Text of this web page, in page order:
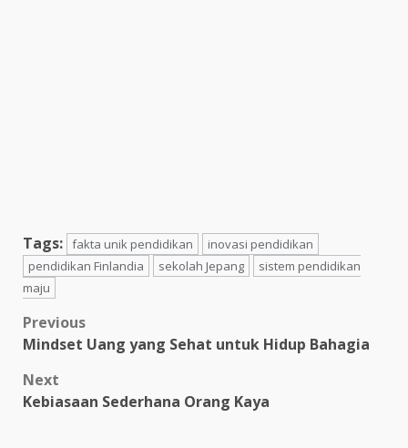
Tags: fakta unik pendidikan
inovasi pendidikan
pendidikan Finlandia
sekolah Jepang
sistem pendidikan
maju
Post
navigation
Previous
Mindset Uang yang Sehat untuk Hidup Bahagia
Next
Kebiasaan Sederhana Orang Kaya